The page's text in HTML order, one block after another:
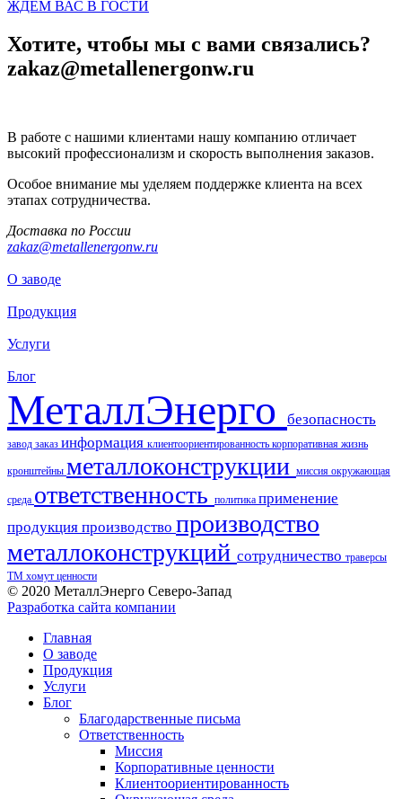
ЖДЁМ ВАС В ГОСТИ
Хотите, чтобы мы с вами связались?
zakaz@metallenergonw.ru
В работе с нашими клиентами нашу компанию отличает
высокий профессионализм и скорость выполнения заказов.
Особое внимание мы уделяем поддержке клиента на всех
этапах сотрудничества.
Доставка по России
zakaz@metallenergonw.ru
О заводе
Продукция
Услуги
Блог
МеталлЭнерго безопасность
завод заказ информация клиентоориентированность корпоративная жизнь
кронштейны металлоконструкции миссия окружающая
среда ответственность политика применение
продукция производство производство
металлоконструкций сотрудничество траверсы
ТМ хомут ценности
© 2020 МеталлЭнерго Северо-Запад
Разработка сайта компании
Главная
О заводе
Продукция
Услуги
Блог
Благодарственные письма
Ответственность
Миссия
Корпоративные ценности
Клиентоориентированность